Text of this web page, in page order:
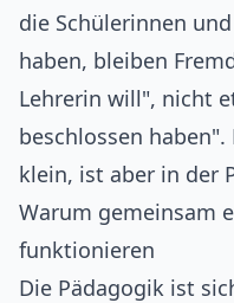
die Schülerinnen
haben, bleiben
Lehrerin will", nicht
beschlossen
klein, ist aber in der
Warum gemeinsam
funktionieren
Die Pädagogik ist